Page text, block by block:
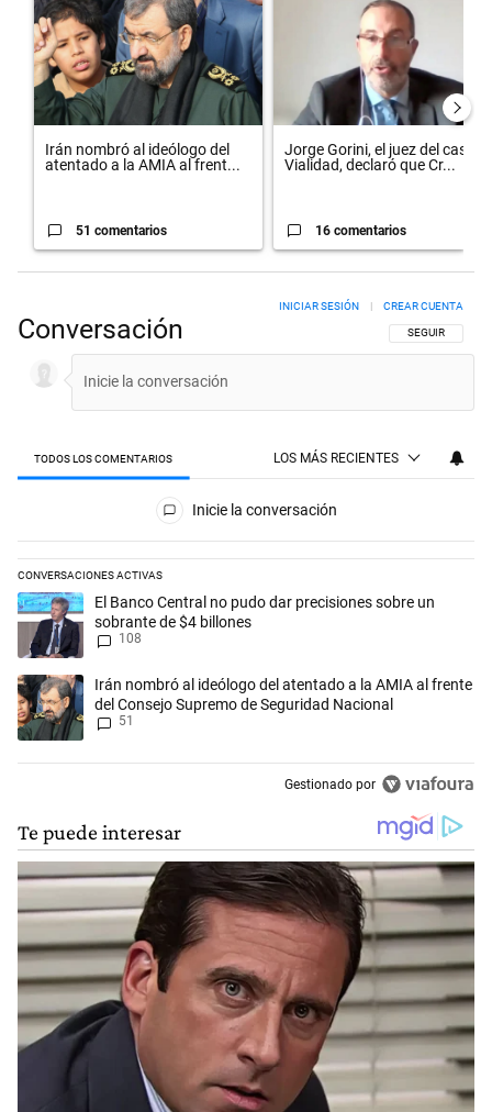
Irán nombró al ideólogo del
atentado a la AMIA al frent...
51 comentarios
Jorge Gorini, el juez del caso
Vialidad, declaró que Cr...
16 comentarios
Conversación SIGA ESTA
SEGUIR
INICIAR SESIÓN | CREAR CUENTA
TODOS LOS COMENTARIOS LOS MÁS RECIENTES
Todos los comentarios
Inicie la conversación
CONVERSACIONES ACTIVAS
Este listado muestra los artículos con más comentarios en los
Un artículo de tendencia con el título "El Banco Central no pudo dar
El Banco Central no pudo dar precisiones sobre un
sobrante de $4 billones
108
Un artículo de tendencia con el título "Irán nombró al ideólogo del
Irán nombró al ideólogo del atentado a la AMIA al frente
del Consejo Supremo de Seguridad Nacional
51
Gestionado por